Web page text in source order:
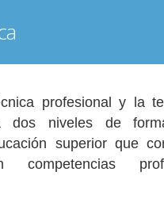
profesional y la
dos niveles de
superior que
competencias